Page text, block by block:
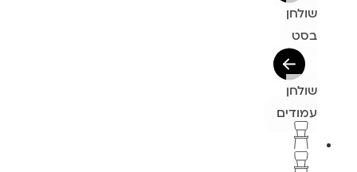
שולחן
בסט
שולחן
עמודים